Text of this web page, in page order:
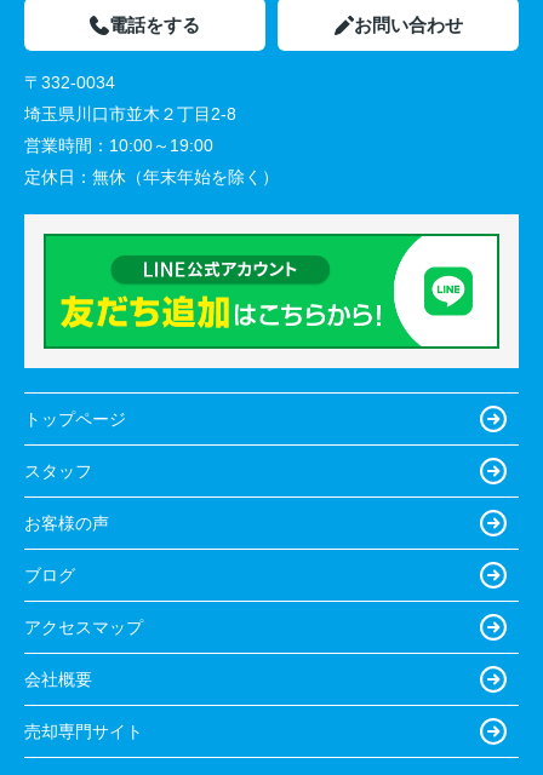
電話をする お問い合わせ
〒332-0034
埼玉県川口市並木２丁目2-8
営業時間： 10:00～19:00
定休日： 無休（年末年始を除く）
トップページ
スタッフ
お客様の声
ブログ
アクセスマップ
会社概要
売却専門サイト